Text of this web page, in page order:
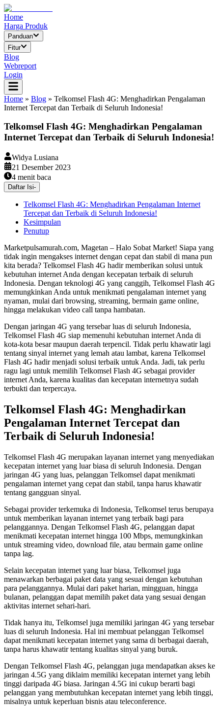
Home
Harga Produk
Panduan
Fitur
Blog
Webreport
Login
Home » Blog » Telkomsel Flash 4G: Menghadirkan Pengalaman
Internet Tercepat dan Terbaik di Seluruh Indonesia!
Telkomsel Flash 4G: Menghadirkan Pengalaman
Internet Tercepat dan Terbaik di Seluruh Indonesia!
Widya Lusiana
21 Desember 2023
4 menit baca
Daftar Isi-
Telkomsel Flash 4G: Menghadirkan Pengalaman Internet
Tercepat dan Terbaik di Seluruh Indonesia!
Kesimpulan
Penutup
Marketpulsamurah.com, Magetan – Halo Sobat Market! Siapa yang
tidak ingin mengakses internet dengan cepat dan stabil di mana pun
kita berada? Telkomsel Flash 4G hadir memberikan solusi untuk
kebutuhan internet Anda dengan kecepatan terbaik di seluruh
Indonesia. Dengan teknologi 4G yang canggih, Telkomsel Flash 4G
memungkinkan Anda untuk menikmati pengalaman internet yang
nyaman, mulai dari browsing, streaming, bermain game online,
hingga melakukan video call tanpa hambatan.
Dengan jaringan 4G yang tersebar luas di seluruh Indonesia,
Telkomsel Flash 4G siap memenuhi kebutuhan internet Anda di
kota-kota besar maupun daerah terpencil. Tidak perlu khawatir lagi
tentang sinyal internet yang lemah atau lambat, karena Telkomsel
Flash 4G hadir menjadi solusi terbaik untuk Anda. Jadi, tak perlu
ragu lagi untuk memilih Telkomsel Flash 4G sebagai provider
internet Anda, karena kualitas dan kecepatan internetnya sudah
terbukti dan terpercaya.
Telkomsel Flash 4G: Menghadirkan
Pengalaman Internet Tercepat dan
Terbaik di Seluruh Indonesia!
Telkomsel Flash 4G merupakan layanan internet yang menyediakan
kecepatan internet yang luar biasa di seluruh Indonesia. Dengan
jaringan 4G yang luas, pelanggan Telkomsel dapat menikmati
pengalaman internet yang cepat dan stabil, tanpa harus khawatir
tentang gangguan sinyal.
Sebagai provider terkemuka di Indonesia, Telkomsel terus berupaya
untuk memberikan layanan internet yang terbaik bagi para
pelanggannya. Dengan Telkomsel Flash 4G, pelanggan dapat
menikmati kecepatan internet hingga 100 Mbps, memungkinkan
untuk streaming video, download file, atau bermain game online
tanpa lag.
Selain kecepatan internet yang luar biasa, Telkomsel juga
menawarkan berbagai paket data yang sesuai dengan kebutuhan
para pelanggannya. Mulai dari paket harian, mingguan, hingga
bulanan, pelanggan dapat memilih paket data yang sesuai dengan
aktivitas internet sehari-hari.
Tidak hanya itu, Telkomsel juga memiliki jaringan 4G yang tersebar
luas di seluruh Indonesia. Hal ini membuat pelanggan Telkomsel
dapat menikmati kecepatan internet yang sama di berbagai daerah,
tanpa harus khawatir tentang kualitas sinyal yang buruk.
Dengan Telkomsel Flash 4G, pelanggan juga mendapatkan akses ke
jaringan 4.5G yang diklaim memiliki kecepatan internet yang lebih
tinggi daripada 4G biasa. Jaringan 4.5G ini cukup berarti bagi
pelanggan yang membutuhkan kecepatan internet yang lebih tinggi,
misalnya untuk keperluan bisnis atau teleconference.